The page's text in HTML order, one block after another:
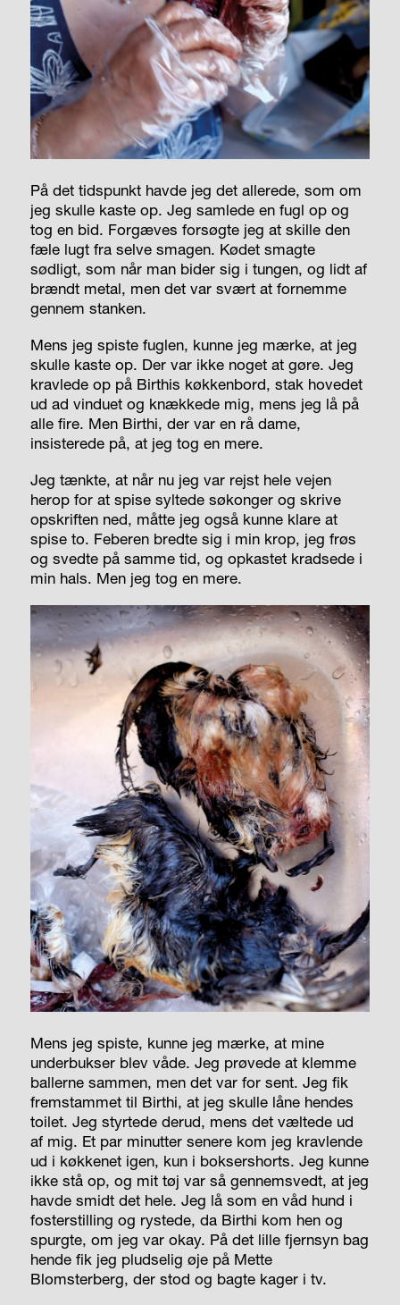
På det tidspunkt havde jeg det allerede, som om
jeg skulle kaste op. Jeg samlede en fugl op og
tog en bid. Forgæves forsøgte jeg at skille den
fæle lugt fra selve smagen. Kødet smagte
sødligt, som når man bider sig i tungen, og lidt af
brændt metal, men det var svært at fornemme
gennem stanken.
Mens jeg spiste fuglen, kunne jeg mærke, at jeg
skulle kaste op. Der var ikke noget at gøre. Jeg
kravlede op på Birthis køkkenbord, stak hovedet
ud ad vinduet og knækkede mig, mens jeg lå på
alle fire. Men Birthi, der var en rå dame,
insisterede på, at jeg tog en mere.
Jeg tænkte, at når nu jeg var rejst hele vejen
herop for at spise syltede søkonger og skrive
opskriften ned, måtte jeg også kunne klare at
spise to. Feberen bredte sig i min krop, jeg frøs
og svedte på samme tid, og opkastet kradsede i
min hals. Men jeg tog en mere.
Mens jeg spiste, kunne jeg mærke, at mine
underbukser blev våde. Jeg prøvede at klemme
ballerne sammen, men det var for sent. Jeg fik
fremstammet til Birthi, at jeg skulle låne hendes
toilet. Jeg styrtede derud, mens det væltede ud
af mig. Et par minutter senere kom jeg kravlende
ud i køkkenet igen, kun i boksershorts. Jeg kunne
ikke stå op, og mit tøj var så gennemsvedt, at jeg
havde smidt det hele. Jeg lå som en våd hund i
fosterstilling og rystede, da Birthi kom hen og
spurgte, om jeg var okay. På det lille fjernsyn bag
hende fik jeg pludselig øje på Mette
Blomsterberg, der stod og bagte kager i tv.